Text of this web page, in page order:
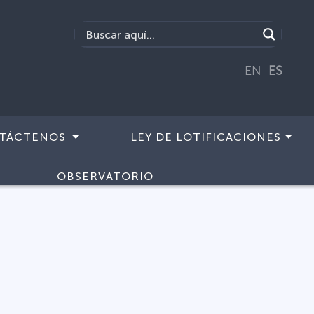
EN ES
LEY DE LOTIFICACIONES
OBSERVATORIO